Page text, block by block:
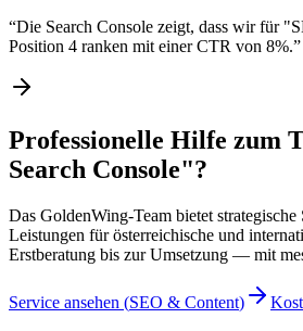
“Die Search Console zeigt, dass wir für
Position 4 ranken mit einer CTR von 8%.”
Professionelle Hilfe zum
Search Console"?
Das GoldenWing-Team bietet
Leistungen für österreichische und
Erstberatung bis zur Umsetzung — mit
Service ansehen (SEO & Content)